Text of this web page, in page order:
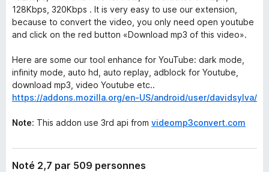
128Kbps, 320Kbps . It is very easy to use our extension,
because to convert the video, you only need open youtube
and click on the red button «Download mp3 of this video».
Here are some our tool enhance for YouTube: dark mode,
infinity mode, auto hd, auto replay, adblock for Youtube,
download mp3, video Youtube etc..
https://addons.mozilla.org/en-US/android/user/davidsylva/
Note: This addon use 3rd api from videomp3convert.com
Noté 2,7 par 509 personnes